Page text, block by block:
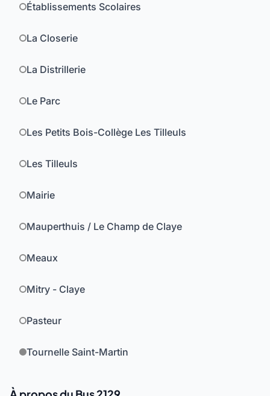
Établissements Scolaires
La Closerie
La Distrillerie
Le Parc
Les Petits Bois-Collège Les Tilleuls
Les Tilleuls
Mairie
Mauperthuis / Le Champ de Claye
Meaux
Mitry - Claye
Pasteur
Tournelle Saint-Martin